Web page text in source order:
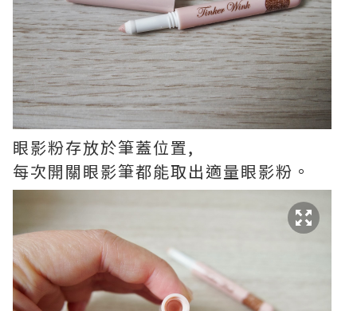
眼影粉存放於筆蓋位置,
每次開關眼影筆都能取出適量眼影粉。